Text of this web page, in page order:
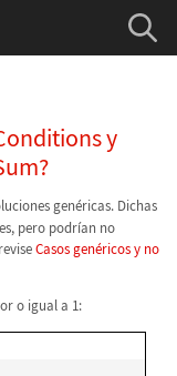
y
genéricas. Dichas
pero podrían no
Casos genéricos y no
o igual a 1: